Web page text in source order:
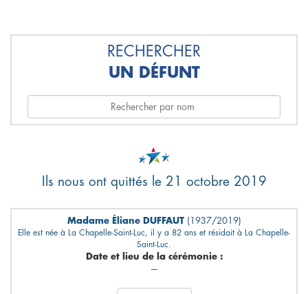
RECHERCHER
UN DÉFUNT
Ils nous ont quittés le 21 octobre 2019
Madame Éliane DUFFAUT (1937/2019)
Elle est née à La Chapelle-Saint-Luc, il y a 82 ans et résidait à La Chapelle-
Saint-Luc.
Date et lieu de la cérémonie :
---